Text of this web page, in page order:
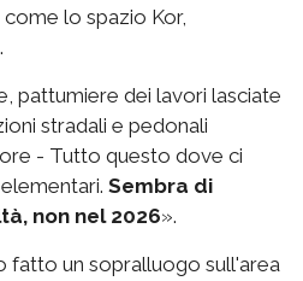
lo spazio Kor,
pattumiere dei lavori lasciate
stradali e pedonali
- Tutto questo dove ci
Sembra di
non nel 2026».
fatto un sopralluogo sull'area